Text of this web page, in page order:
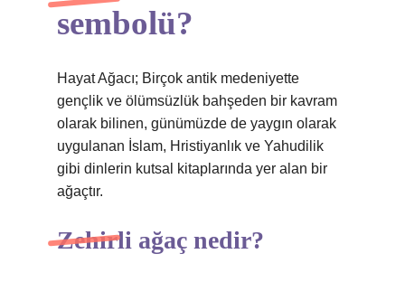
sembolü?
Hayat Ağacı; Birçok antik medeniyette
gençlik ve ölümsüzlük bahşeden bir kavram
olarak bilinen, günümüzde de yaygın olarak
uygulanan İslam, Hristiyanlık ve Yahudilik
gibi dinlerin kutsal kitaplarında yer alan bir
ağaçtır.
Zehirli ağaç nedir?